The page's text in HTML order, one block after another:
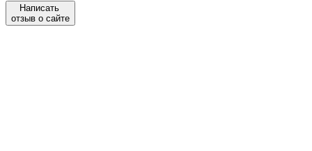
Написать
отзыв о сайте